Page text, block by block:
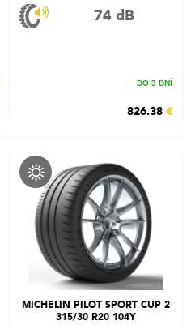
74 dB
DO 3 DNÍ
826.38 €
MICHELIN PILOT SPORT CUP 2
315/30 R20 104Y